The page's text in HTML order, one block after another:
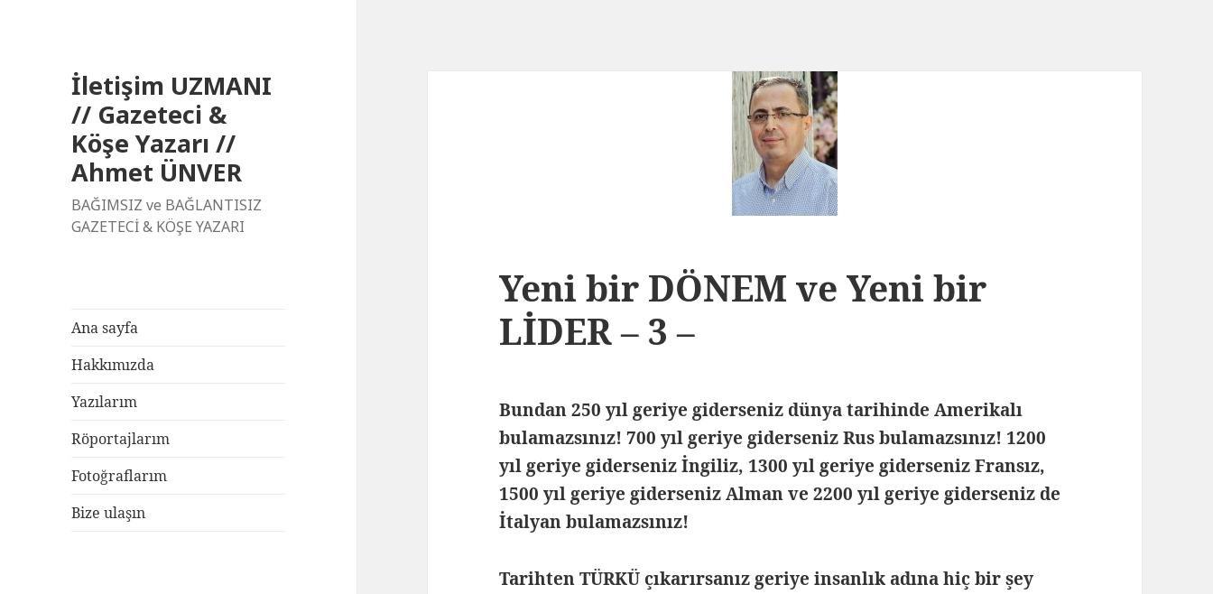
İletişim UZMANI
// Gazeteci &
Köşe Yazarı //
Ahmet ÜNVER
BAĞIMSIZ ve BAĞLANTISIZ
GAZETECİ & KÖŞE YAZARI
Ana sayfa
Hakkımızda
Yazılarım
Röportajlarım
Fotoğraflarım
Bize ulaşın
Yeni bir DÖNEM ve Yeni bir
LİDER – 3 –
Bundan 250 yıl geriye giderseniz dünya tarihinde Amerikalı
bulamazsınız! 700 yıl geriye giderseniz Rus bulamazsınız! 1200
yıl geriye giderseniz İngiliz, 1300 yıl geriye giderseniz Fransız,
1500 yıl geriye giderseniz Alman ve 2200 yıl geriye giderseniz de
İtalyan bulamazsınız!
Tarihten TÜRKÜ çıkarırsanız geriye insanlık adına hiç bir şey